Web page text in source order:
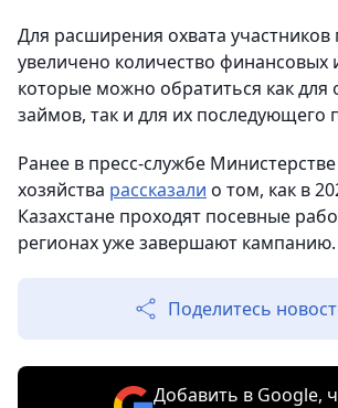
Для расширения охвата
увеличено количество финансовых
которые можно обратиться как
займов, так и для их последующего
Ранее в пресс-службе Министерстве
хозяйства рассказали о том, как в
Казахстане проходят посевные
регионах уже завершают кампанию.
Поделитесь
Добавить в Google,